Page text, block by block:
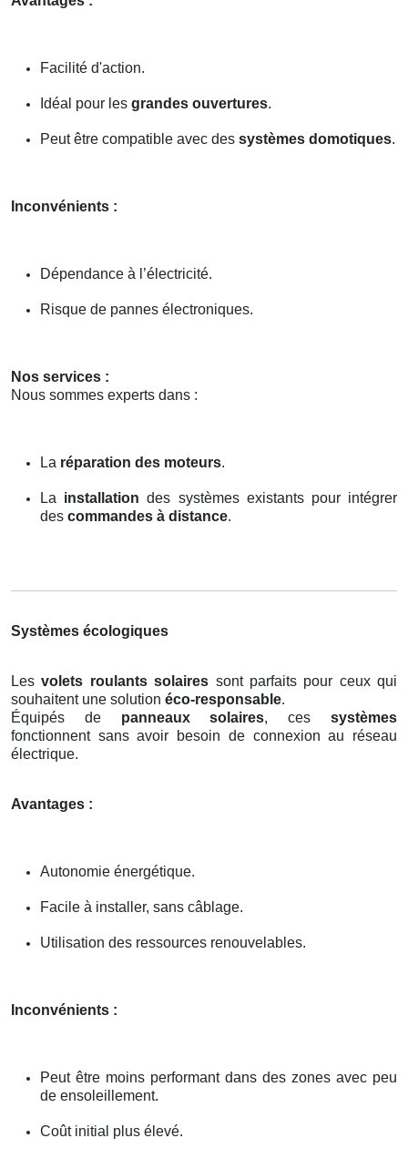
Facilité d'action.
Idéal pour les grandes ouvertures.
Peut être compatible avec des systèmes domotiques.
Inconvénients :
Dépendance à l’électricité.
Risque de pannes électroniques.
Nos services :
Nous sommes experts dans :
La réparation des moteurs.
La installation des systèmes existants pour intégrer
des commandes à distance.
Systèmes écologiques
Lesvolets roulants solaires sont parfaits pour ceux qui
souhaitent une solution éco-responsable.
Équipés de panneaux solaires, cessystèmes
fonctionnent sans avoir besoin de connexion au réseau
électrique.
Avantages :
Autonomie énergétique.
Facile à installer, sans câblage.
Utilisation des ressources renouvelables.
Inconvénients :
Peut être moins performant dans des zones avec peu
de ensoleillement.
Coût initial plus élevé.